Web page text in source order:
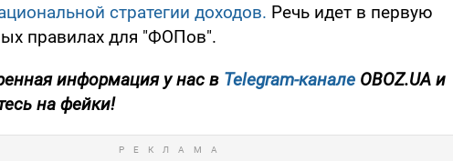
стратегии доходов. Речь идет в первую
правилах для "ФОПов".
информация у нас в Telegram-канале OBOZ.UA и
на фейки!